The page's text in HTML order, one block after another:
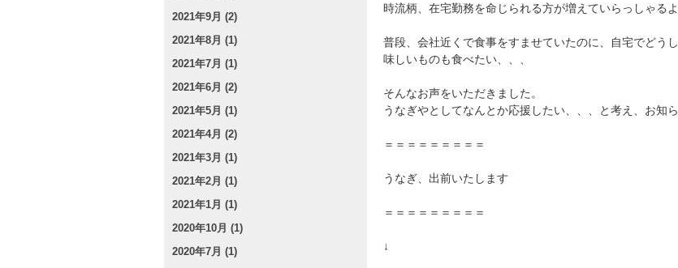
時流柄、在宅勤務を命じられる方が増えていらっしゃるよ
普段、会社近くで食事をすませていたのに、自宅でどうし
味しいものも食べたい、、、
そんなお声をいただきました。
うなぎやとしてなんとか応援したい、、、と考え、お知ら
＝＝＝＝＝＝＝＝＝
うなぎ、出前いたします
＝＝＝＝＝＝＝＝＝
↓
2021年9月 (2)
2021年8月 (1)
2021年7月 (1)
2021年6月 (2)
2021年5月 (1)
2021年4月 (2)
2021年3月 (1)
2021年2月 (1)
2021年1月 (1)
2020年10月 (1)
2020年7月 (1)